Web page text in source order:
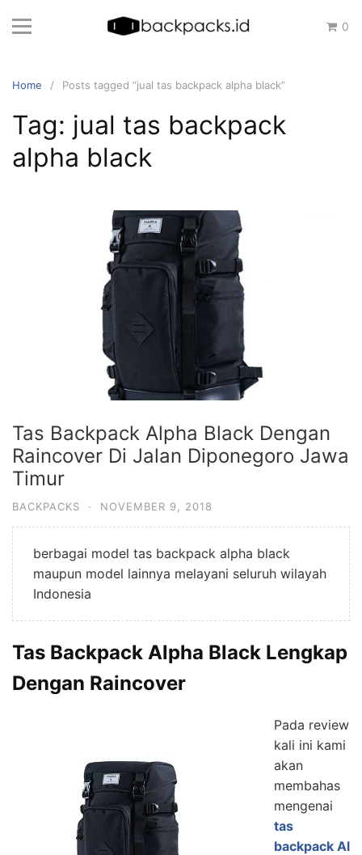
to
0
Home Posts tagged “jual tas backpack alpha black”
Tag: jual tas backpack
alpha black
Tas Backpack Alpha Black Dengan
Raincover Di Jalan Diponegoro Jawa
Timur
BACKPACKS · NOVEMBER 9, 2018
berbagai model tas backpack alpha black
maupun model lainnya melayani seluruh wilayah
Indonesia
Tas Backpack Alpha Black Lengkap
Dengan Raincover
Pada review
kali ini kami
akan
membahas
mengenai
tas
backpack Al